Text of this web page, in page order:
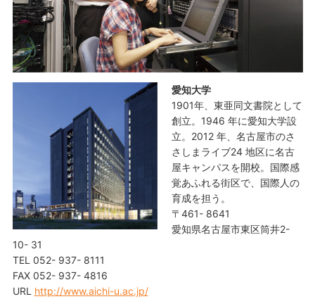
愛知大学
1901年、東亜同文書院として
創立。1946 年に愛知大学設
立。2012 年、名古屋市のさ
さしまライブ24 地区に名古
屋キャンパスを開校。国際感
覚あふれる街区で、国際人の
育成を担う。
〒461- 8641
愛知県名古屋市東区筒井2-
10- 31
TEL 052- 937- 8111
FAX 052- 937- 4816
URL http://www.aichi-u.ac.jp/